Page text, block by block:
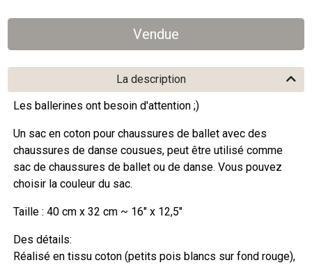
La description
Les ballerines ont besoin d'attention ;)
Un sac en coton pour chaussures de ballet avec des
chaussures de danse cousues, peut être utilisé comme
sac de chaussures de ballet ou de danse. Vous pouvez
choisir la couleur du sac.
Taille : 40 cm x 32 cm ~ 16" x 12,5"
Des détails:
Réalisé en tissu coton (petits pois blancs sur fond rouge),